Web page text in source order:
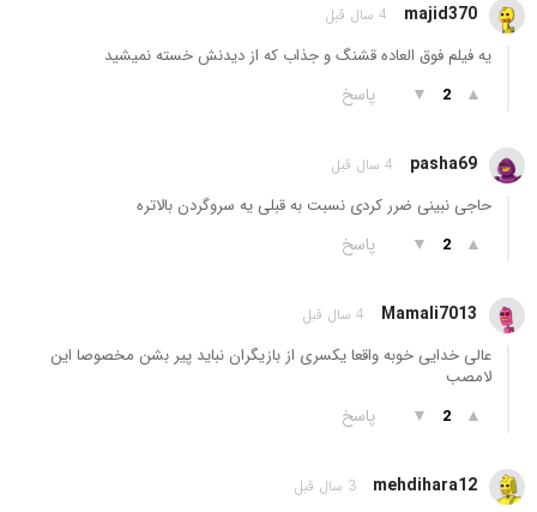
majid370 4 سال قبل
یه فیلم فوق العاده قشنگ و جذاب که از دیدنش خسته نمیشید
▲
2
▼ پاسخ
pasha69 4 سال قبل
حاجی نبینی ضرر کردی نسبت به قبلی یه سروگردن بالاتره
▲
2
▼ پاسخ
Mamali7013 4 سال قبل
عالی خدایی خوبه واقعا یکسری از بازیگران نباید پیر بشن مخصوصا این
لامصب
▲
2
▼ پاسخ
mehdihara12 3 سال قبل